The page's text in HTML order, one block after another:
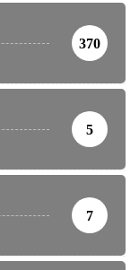
370
5
7